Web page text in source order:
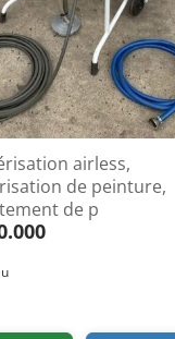
airless,
de peinture,
de p